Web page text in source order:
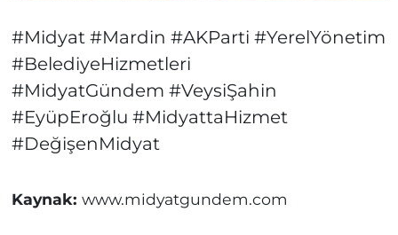
#Midyat #Mardin #AKParti #YerelYönetim
#BelediyeHizmetleri
#MidyatGündem #VeysiŞahin
#EyüpEroğlu #MidyattaHizmet
#DeğişenMidyat
Kaynak: www.midyatgundem.com